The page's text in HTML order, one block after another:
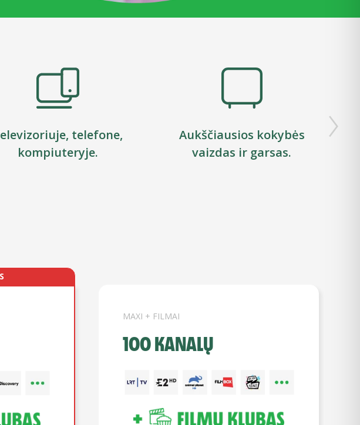
telefone,
kompiuteryje.
Aukščiausios kokybės
vaizdas ir garsas.
MAXI + FILMAI
100 KANALŲ